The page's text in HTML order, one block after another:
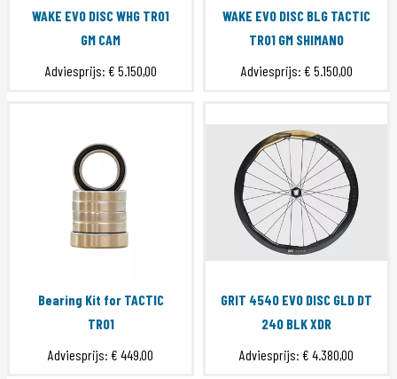
WAKE EVO DISC WHG TRO1
GM CAM
Adviesprijs: € 5.150,00
WAKE EVO DISC BLG TACTIC
TR01 GM SHIMANO
Adviesprijs: € 5.150,00
Bearing Kit for TACTIC
TR01
Adviesprijs: € 449,00
GRIT 4540 EVO DISC GLD DT
240 BLK XDR
Adviesprijs: € 4.380,00